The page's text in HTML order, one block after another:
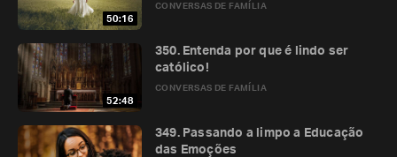
50:16
CONVERSAS DE FAMÍLIA
52:48
CONVERSAS DE FAMÍLIA
350. Entenda por que é lindo ser
católico!
349. Passando a limpo a Educação
das Emoções